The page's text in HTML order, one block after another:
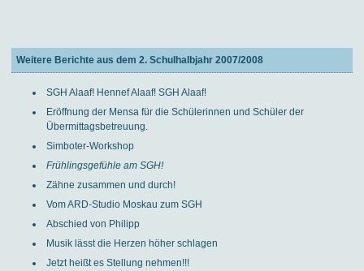
Weitere Berichte aus dem 2. Schulhalbjahr 2007/2008
SGH Alaaf! Hennef Alaaf! SGH Alaaf!
Eröffnung der Mensa für die Schülerinnen und Schüler der
Übermittagsbetreuung.
Simboter-Workshop
Frühlingsgefühle am SGH!
Zähne zusammen und durch!
Vom ARD-Studio Moskau zum SGH
Abschied von Philipp
Musik lässt die Herzen höher schlagen
Jetzt heißt es Stellung nehmen!!!